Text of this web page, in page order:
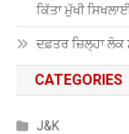
ਕਿੱਤਾ ਮੁੱਖੀ
ਦਫ਼ਤਰ ਜ਼ਿਲ੍ਹਾ
CATEGORIES
J&K